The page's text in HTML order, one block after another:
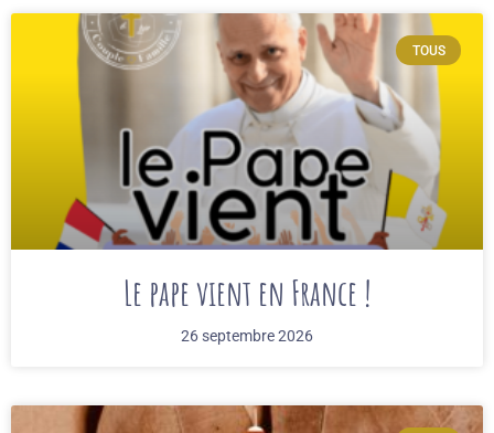
TOUS
Le pape vient en France !
26 septembre 2026